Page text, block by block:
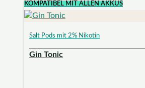
KOMPATIBEL MIT ALLEN AKKUS
Salt Pods mit 2% Nikotin
Gin Tonic